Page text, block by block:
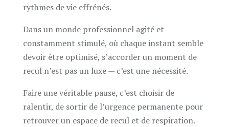
rythmes de vie effrénés.
Dans un monde professionnel agité et
constamment stimulé, où chaque instant semble
devoir être optimisé, s’accorder un moment de
recul n’est pas un luxe — c’est une nécessité.
Faire une véritable pause, c’est choisir de
ralentir, de sortir de l’urgence permanente pour
retrouver un espace de recul et de respiration.